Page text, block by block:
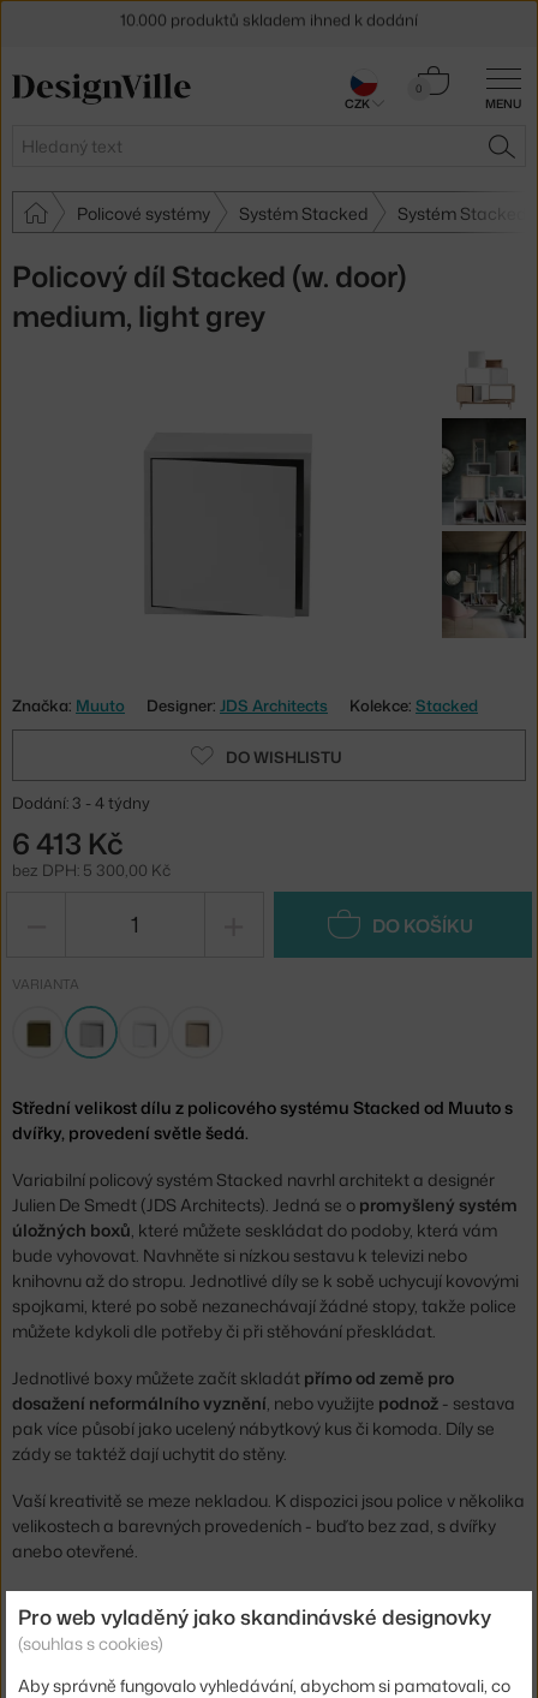
MENU
Hledat
0
Košík
Policové systémy Systém Stacked Systém Stacked
Policový díl Stacked (w. door)
medium, light grey
Značka: Muuto Designer: JDS Architects Kolekce: Stacked
DO WISHLISTU
Dodání: 3 - 4 týdny
6 413 Kč
bez DPH: 5 300,00 Kč
DO KOŠÍKU
VARIANTA
Střední velikost dílu z policového systému Stacked od Muuto s
dvířky, provedení světle šedá.
Variabilní policový systém Stacked navrhl architekt a designér
Julien De Smedt (JDS Architects). Jedná se o promyšlený systém
úložných boxů, které můžete seskládat do podoby, která vám
bude vyhovovat. Navhněte si nízkou sestavu k televizi nebo
knihovnu až do stropu. Jednotlivé díly se k sobě uchycují kovovými
spojkami, které po sobě nezanechávají žádné stopy, takže police
můžete kdykoli dle potřeby či při stěhování přeskládat.
Jednotlivé boxy můžete začít skladát přímo od země pro
dosažení neformálního vyznění, nebo využijte podnož - sestava
pak více působí jako ucelený nábytkový kus či komoda. Díly se
zády se taktéž dají uchytit do stěny.
Vaší kreativitě se meze nekladou. K dispozici jsou police v několika
velikostech a barevných provedeních - buďto bez zad, s dvířky
anebo otevřené.
Výška:
43,6 cm
Hloubka:
35 cm
Šířka:
43,6 cm
30 dní na vrácení zbožíCZK
Pro web vyladěný jako skandinávské designovky
(souhlas s cookies)
Aby správně fungovalo vyhledávání, abychom si pamatovali, co